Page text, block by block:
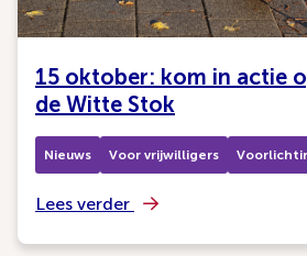
15 oktober: kom in actie
de Witte Stok
Nieuws Voor vrijwilligers
Lees verder